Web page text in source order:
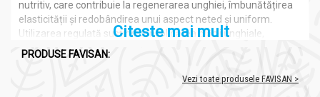
nutritiv, care contribuie la regenerarea unghiei, îmbunătățirea
elasticității și redobândirea unui aspect neted și uniform.
Utilizarea regulată susține consolidarea plăcii unghiale,
reducând fragilitatea și tendința de rupere.
Citeste mai mult
PRODUSE FAVISAN:
Vezi toate produsele FAVISAN >